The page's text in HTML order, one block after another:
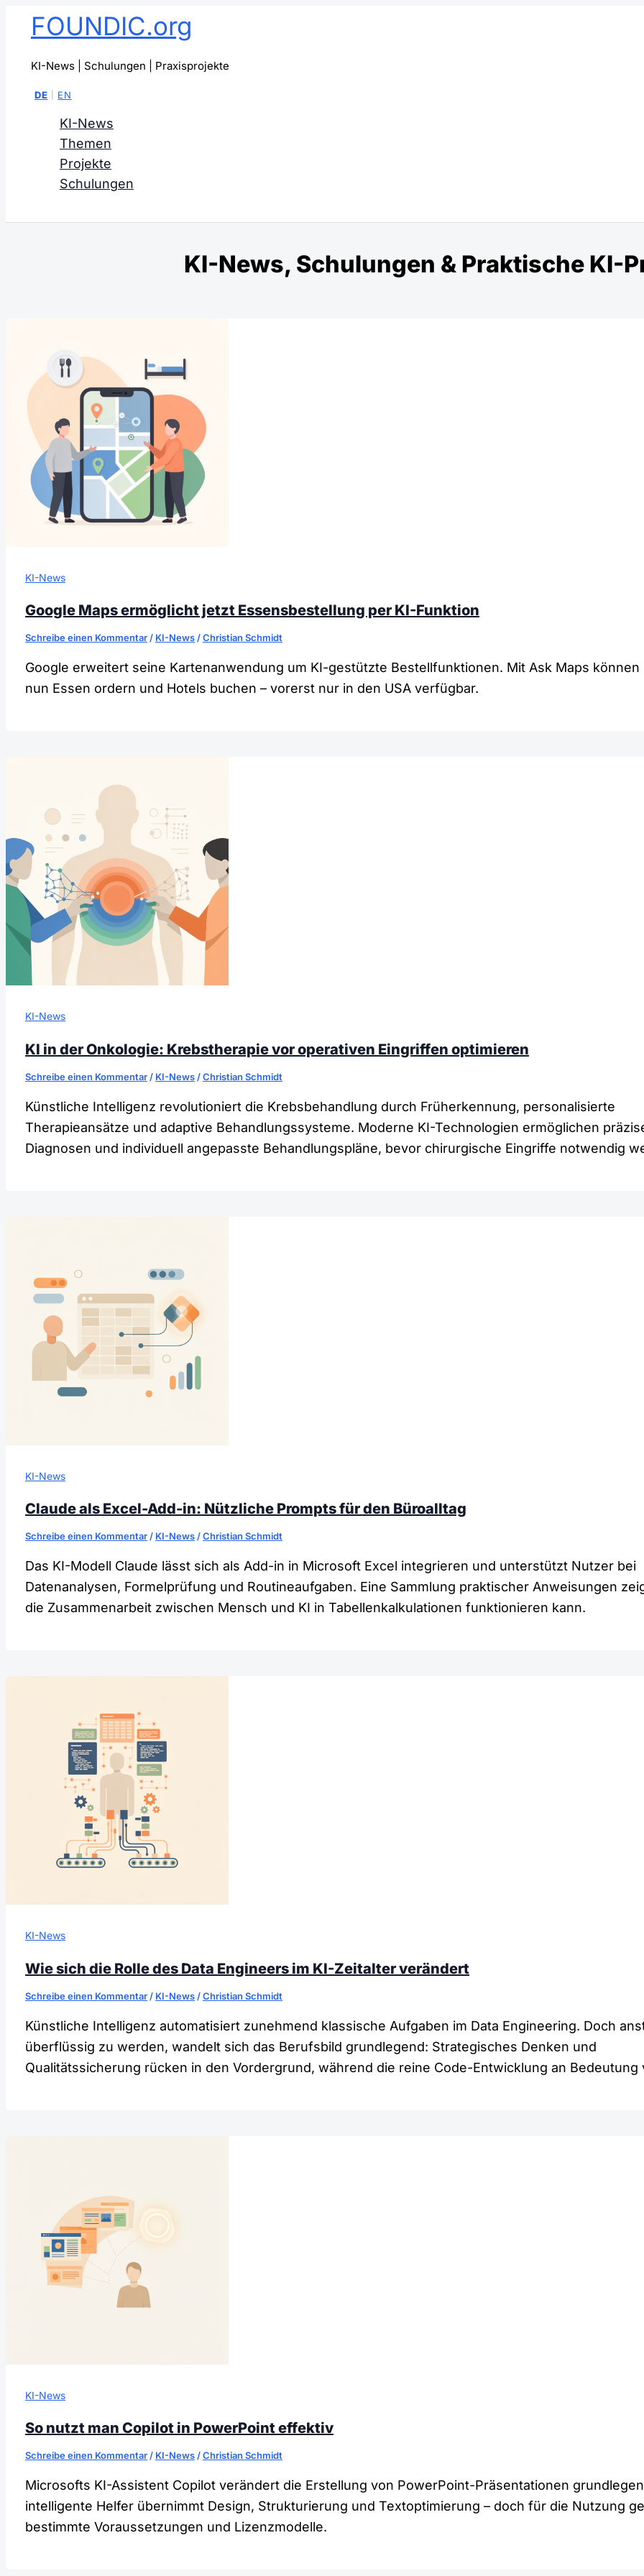
InhaltFOUNDIC.org
KI-News | Schulungen | Praxisprojekte
KI-News
Themen
Projekte
Schulungen
KI-News, Schulungen & Praktische KI-
KI-News
Google Maps ermöglicht jetzt Essensbestellung per KI-Funktion
Schreibe einen Kommentar / KI-News /Christian Schmidt
Google erweitert seine Kartenanwendung um KI-gestützte Bestellfunktionen. Mit Ask Maps können
nun Essen ordern und Hotels buchen – vorerst nur in den USA verfügbar.
KI-News
KI in der Onkologie: Krebstherapie vor operativen Eingriffen optimieren
Schreibe einen Kommentar / KI-News /Christian Schmidt
Künstliche Intelligenz revolutioniert die Krebsbehandlung durch Früherkennung, personalisierte
Therapieansätze und adaptive Behandlungssysteme. Moderne KI-Technologien ermöglichen
Diagnosen und individuell angepasste Behandlungspläne, bevor chirurgische Eingriffe notwendig
KI-News
Claude als Excel-Add-in: Nützliche Prompts für den Büroalltag
Schreibe einen Kommentar/ KI-News/Christian Schmidt
Das KI-Modell Claude lässt sich als Add-in in Microsoft Excel integrieren und unterstützt Nutzer bei
Datenanalysen, Formelprüfung und Routineaufgaben. Eine Sammlung praktischer Anweisungen
die Zusammenarbeit zwischen Mensch und KI in Tabellenkalkulationen funktionieren kann.
KI-News
Wie sich die Rolle des Data Engineers im KI-Zeitalter verändert
Schreibe einen Kommentar / KI-News /Christian Schmidt
Künstliche Intelligenz automatisiert zunehmend klassische Aufgaben im Data Engineering. Doch
überflüssig zu werden, wandelt sich das Berufsbild grundlegend: Strategisches Denken und
Qualitätssicherung rücken in den Vordergrund, während die reine Code-Entwicklung an Bedeutung
KI-News
So nutzt man Copilot in PowerPoint effektiv
Schreibe einen Kommentar/ KI-News/Christian Schmidt
Microsofts KI-Assistent Copilot verändert die Erstellung von PowerPoint-Präsentationen
intelligente Helfer übernimmt Design, Strukturierung und Textoptimierung – doch für die Nutzung
bestimmte Voraussetzungen und Lizenzmodelle.